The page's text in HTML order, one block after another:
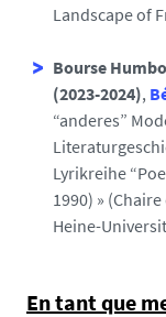
Landscape of
Bourse
(2023-2024),
“anderes”
Lyrikreihe
1990) »
Heine-
En tant que